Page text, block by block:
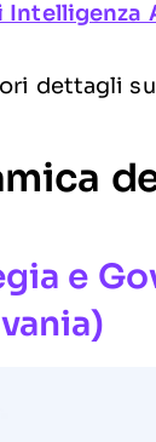
Intelligenza
dettagli
e